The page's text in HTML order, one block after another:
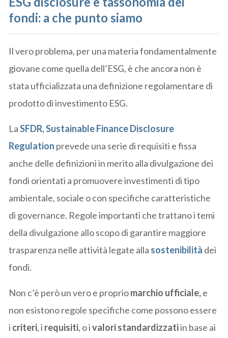
fondi: a che punto siamo
Il vero problema, per una materia fondamentalmente
giovane come quella dell’ESG, è che ancora non è
stata ufficializzata una definizione regolamentare di
prodotto di investimento ESG.
LaSFDR, Sustainable Finance Disclosure
Regulation prevede una serie di requisiti e fissa
anche delle definizioni in merito alla divulgazione dei
fondi orientati a promuovere investimenti di tipo
ambientale, sociale o con specifiche caratteristiche
di governance. Regole importanti che trattano i temi
della divulgazione allo scopo di garantire maggiore
trasparenza nelle attività legate alla sostenibilità dei
fondi.
Non c’è però un vero e propriomarchio ufficiale,e
non esistono regole specifiche come possono essere
i criteri, i requisiti, o ivalori standardizzatiin base ai